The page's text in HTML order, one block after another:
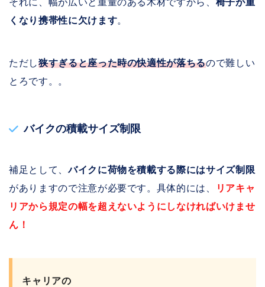
くなり携帯性に欠けます。
ただし 狭すぎると座った時の快適性が落ちるので難しい
とろです。。
バイクの積載サイズ制限
補足として、バイクに荷物を積載する際にはサイズ制限
がありますので注意が必要です。具体的には、
リアキャ
リアから規定の幅を超えないようにしなければいけませ
ん！
キャリアの